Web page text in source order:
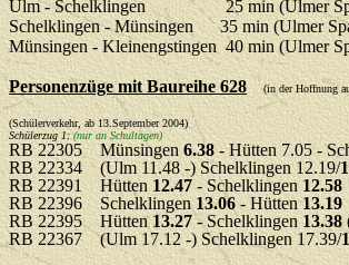
Ulm - Schelklingen 25 min (Ulmer
Schelklingen - Münsingen 35 min (Ulmer
Münsingen - Kleinengstingen 40 min (Ulmer
Personenzüge mit Baureihe 628 (in der Hoffnung
(Schülerverkehr, ab 13.September 2004)
Schülerzug 1:(nur an Schultagen)
RB 22305 Münsingen 6.38- Hütten 7.05 -
RB 22334 (Ulm 11.48 -) Schelklingen 12.19/
RB 22391 Hütten 12.47- Schelklingen 12.58
RB 22396 Schelklingen13.06 - Hütten
RB 22395 Hütten13.27- Schelklingen13.38
RB 22367 (Ulm 17.12 -) Schelklingen 17.39/